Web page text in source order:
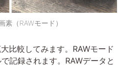
（RAWモード）
比較してみます。RAWモード
記録されます。RAWデータと